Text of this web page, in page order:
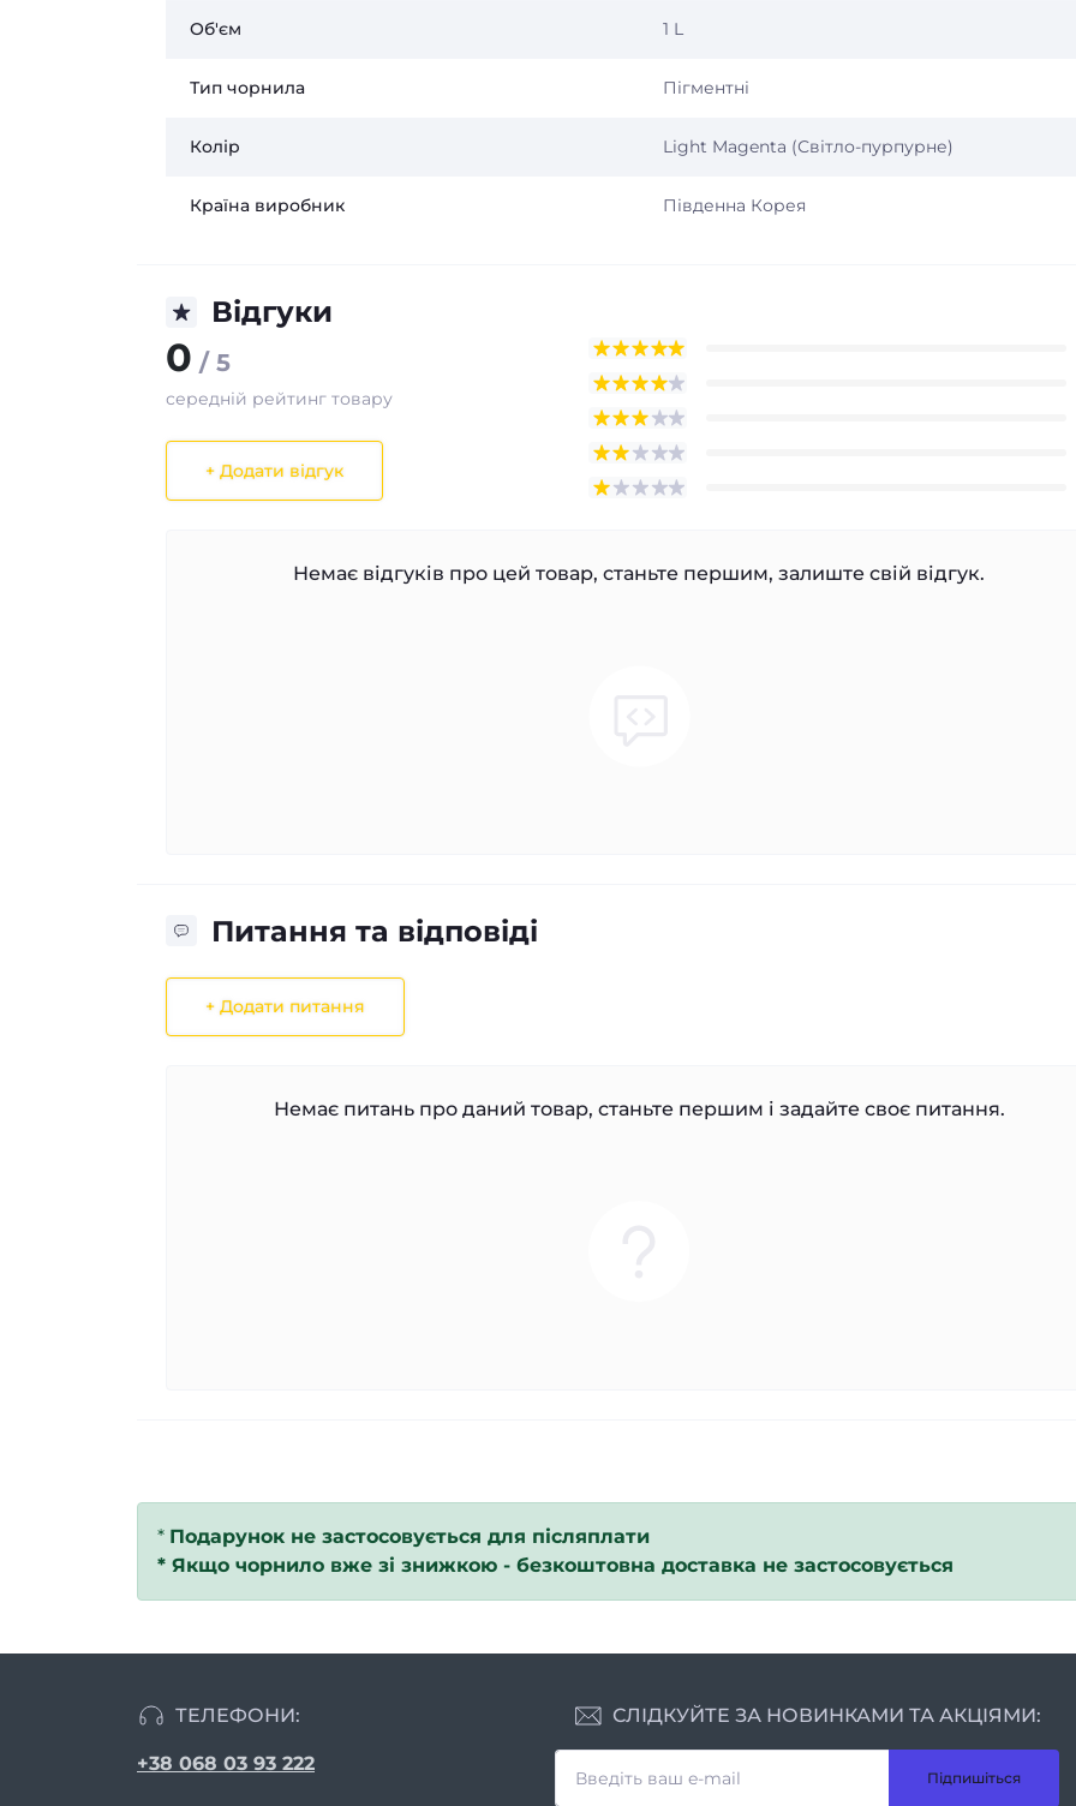
Об'єм 1 L
Тип чорнила Пігментні
Колір Light Magenta (Світло-пурпурне)
Країна виробник Південна Корея
Відгуки
0 / 5
середній рейтинг товару
+ Додати відгук
Немає відгуків про цей товар, станьте першим, залиште свій відгук.
Питання та відповіді
+ Додати питання
Немає питань про даний товар, станьте першим і задайте своє питання.
* Подарунок не застосовується для післяплати
* Якщо чорнило вже зі знижкою - безкоштовна доставка не застосовується
ТЕЛЕФОНИ:
+38 068 03 93 222
СЛІДКУЙТЕ ЗА НОВИНКАМИ ТА АКЦІЯМИ:
Підпишіться